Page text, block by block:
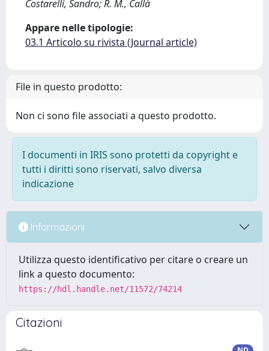
Costarelli, Sandro; R. M., Callà
Appare nelle tipologie:
03.1 Articolo su rivista (Journal article)
File in questo prodotto:
Non ci sono file associati a questo prodotto.
I documenti in IRIS sono protetti da copyright e
tutti i diritti sono riservati, salvo diversa
indicazione
Informazioni
Utilizza questo identificativo per citare o creare un
link a questo documento:
https://hdl.handle.net/11572/74214
Citazioni